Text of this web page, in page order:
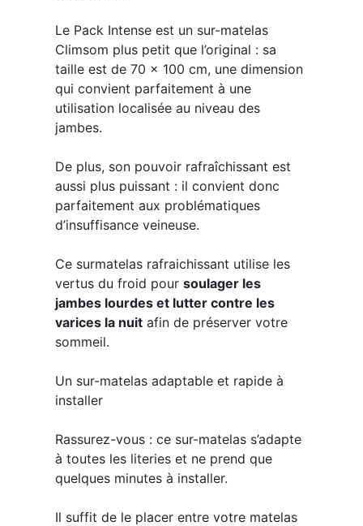
Le Pack Intense est un sur-matelas
Climsom plus petit que l’original : sa
taille est de 70 x 100 cm, une dimension
qui convient parfaitement à une
utilisation localisée au niveau des
jambes.
De plus, son pouvoir rafraîchissant est
aussi plus puissant : il convient donc
parfaitement aux problématiques
d’insuffisance veineuse.
Ce surmatelas rafraichissant utilise les
vertus du froid pour soulager les
jambes lourdes et lutter contre les
varices la nuitafin de préserver votre
sommeil.
Un sur-matelas adaptable et rapide à
installer
Rassurez-vous : ce sur-matelas s’adapte
à toutes les literies et ne prend que
quelques minutes à installer.
Il suffit de le placer entre votre matelas